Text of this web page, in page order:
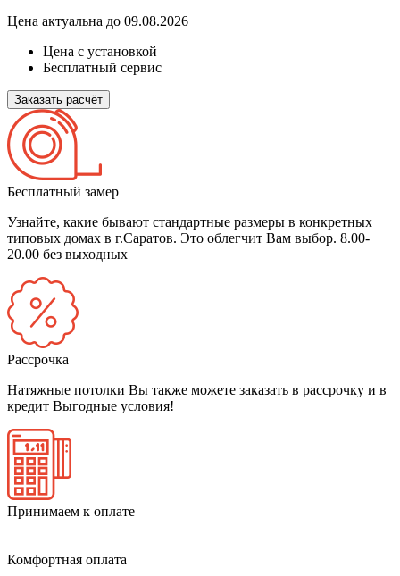
Цена актуальна до 09.08.2026
Цена с установкой
Бесплатный сервис
Заказать расчёт
Бесплатный замер
Узнайте, какие бывают стандартные размеры в конкретных
типовых домах в г.Саратов. Это облегчит Вам выбор. 8.00-
20.00 без выходных
Рассрочка
Натяжные потолки Вы также можете заказать в рассрочку и в
кредит Выгодные условия!
Принимаем к оплате
Комфортная оплата